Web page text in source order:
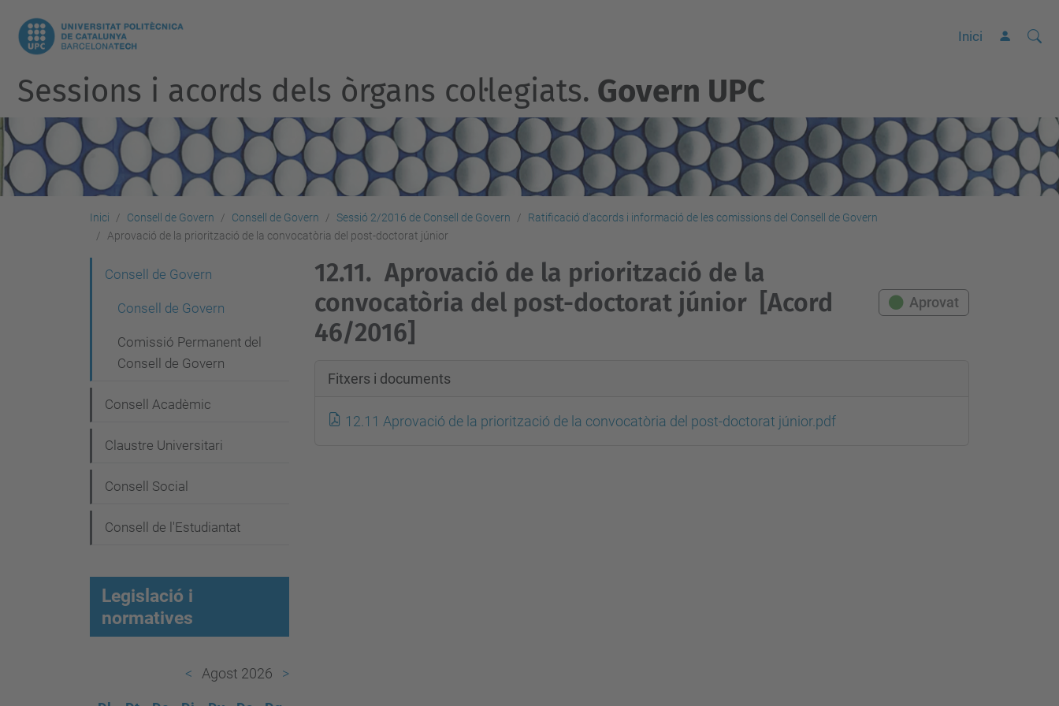
Inici Cerca
C
a
a
v
a
Sessions i acords dels òrgans col·legiats. Govern UPC
Inici Consell de Govern Consell de Govern Sessió 2/2016 de Consell de Govern
Ratificació d’acords i informació de les comissions del Consell de Govern
Aprovació de la priorització de la convocatòria del post-doctorat júnior
12.11. Aprovació de la priorització de la
convocatòria del post-doctorat júnior [Acord
46/2016]
Aprovat
Fitxers i documents
12.11 Aprovació de la priorització de la convocatòria del post-doctorat júnior.pdf
g
c
i
Consell de Govern
Consell de Govern
Comissió Permanent del
Consell de Govern
Consell Acadèmic
Claustre Universitari
Consell Social
Consell de l'Estudiantat
Legislació i
normatives
Agost 2026